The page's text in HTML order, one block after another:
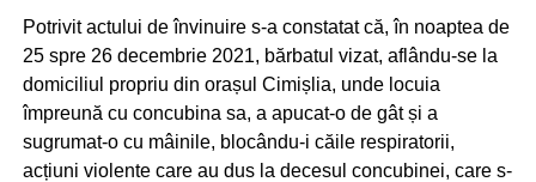
Potrivit actului de învinuire s-a constatat că, în noaptea de
25 spre 26 decembrie 2021, bărbatul vizat, aflându-se la
domiciliul propriu din orașul Cimișlia, unde locuia
împreună cu concubina sa, a apucat-o de gât și a
sugrumat-o cu mâinile, blocându-i căile respiratorii,
acțiuni violente care au dus la decesul concubinei, care s-